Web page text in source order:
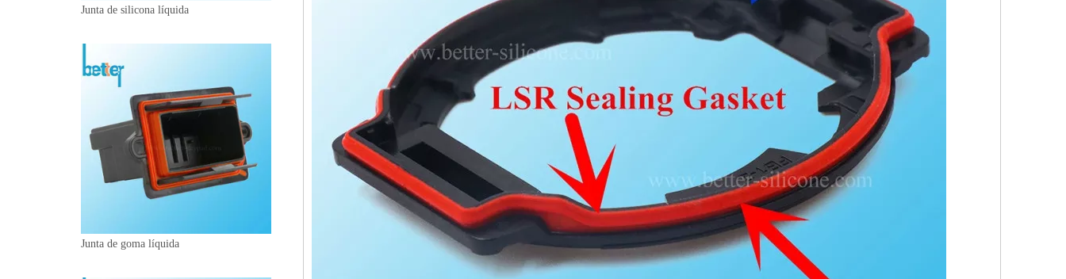
Junta de silicona líquida
Junta de goma líquida